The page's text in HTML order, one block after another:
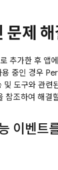
문제 해
추가한 후 앱
용 중인 경우
및 도구와 관련
참조하여 해결
이벤트